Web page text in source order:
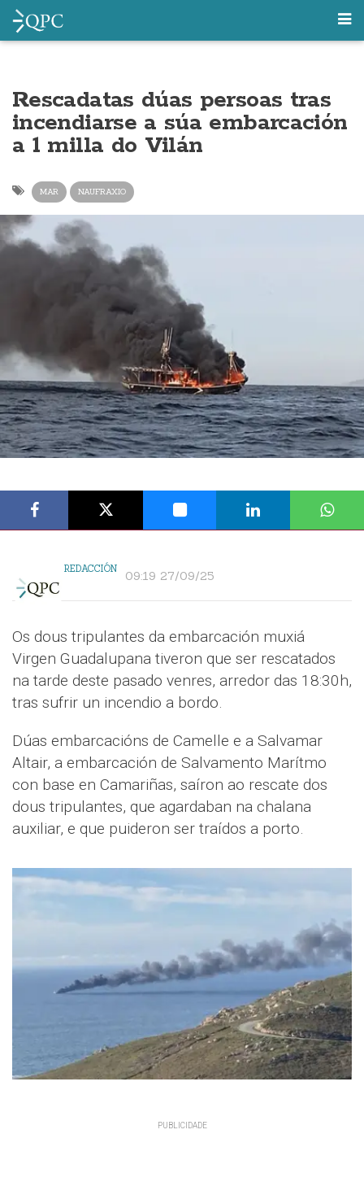
Rescadatas dúas persoas tras
incendiarse a súa embarcación
a 1 milla do Vilán
MAR NAUFRAXIO
REDACCIÓN 09:19 27/09/25
Os dous tripulantes da embarcación muxiá
Virgen Guadalupana tiveron que ser rescatados
na tarde deste pasado venres, arredor das 18:30h,
tras sufrir un incendio a bordo.
Dúas embarcacións de Camelle e a Salvamar
Altair, a embarcación de Salvamento Marítmo
con base en Camariñas, saíron ao rescate dos
dous tripulantes, que agardaban na chalana
auxiliar, e que puideron ser traídos a porto.